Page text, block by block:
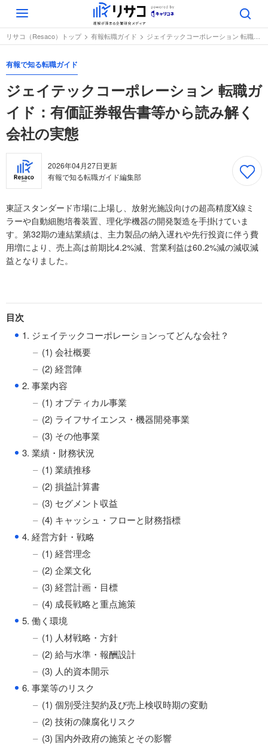
Toggle
navigation
リサコ（Resaco）トップ 有報転職ガイド ジェイテックコーポレーション 転職ガイド：有価証券報告書等から読み解く会社の実態
有報で知る転職ガイド
ジェイテックコーポレーション 転職ガ
イド：有価証券報告書等から読み解く
会社の実態
2026年04月27日更新
有報で知る転職ガイド編集部
東証スタンダード市場に上場し、放射光施設向けの超高精度X線ミ
ラーや自動細胞培養装置、理化学機器の開発製造を手掛けていま
す。第32期の連結業績は、主力製品の納入遅れや先行投資に伴う費
用増により、売上高は前期比4.2%減、営業利益は60.2%減の減収減
益となりました。
目次
● 1. ジェイテックコーポレーションってどんな会社？
(1) 会社概要
(2) 経営陣
● 2. 事業内容
(1) オプティカル事業
(2) ライフサイエンス・機器開発事業
(3) その他事業
● 3. 業績・財務状況
(1) 業績推移
(2) 損益計算書
(3) セグメント収益
(4) キャッシュ・フローと財務指標
● 4. 経営方針・戦略
(1) 経営理念
(2) 企業文化
(3) 経営計画・目標
(4) 成長戦略と重点施策
● 5. 働く環境
(1) 人材戦略・方針
(2) 給与水準・報酬設計
(3) 人的資本開示
● 6. 事業等のリスク
(1) 個別受注契約及び売上検収時期の変動
(2) 技術の陳腐化リスク
(3) 国内外政府の施策とその影響